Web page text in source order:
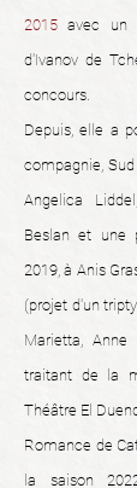
2015 avec un
d'Ivanov de
concours.
Depuis, elle a
compagnie,
Angelica
Beslan et une
2019, à Anis
(projet d'un
Marietta, Anne
traitant de la
Théâtre El
Romance de
la saison